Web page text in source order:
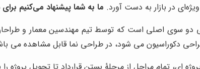
در بازار به دست آورد. ما به شما پیشنهاد می‌کنیم
دو سوی اصلی است که توسط تیم مهندسین معمار و
دکوراسیون می شود، در طراحی نما قابل مشاهده می